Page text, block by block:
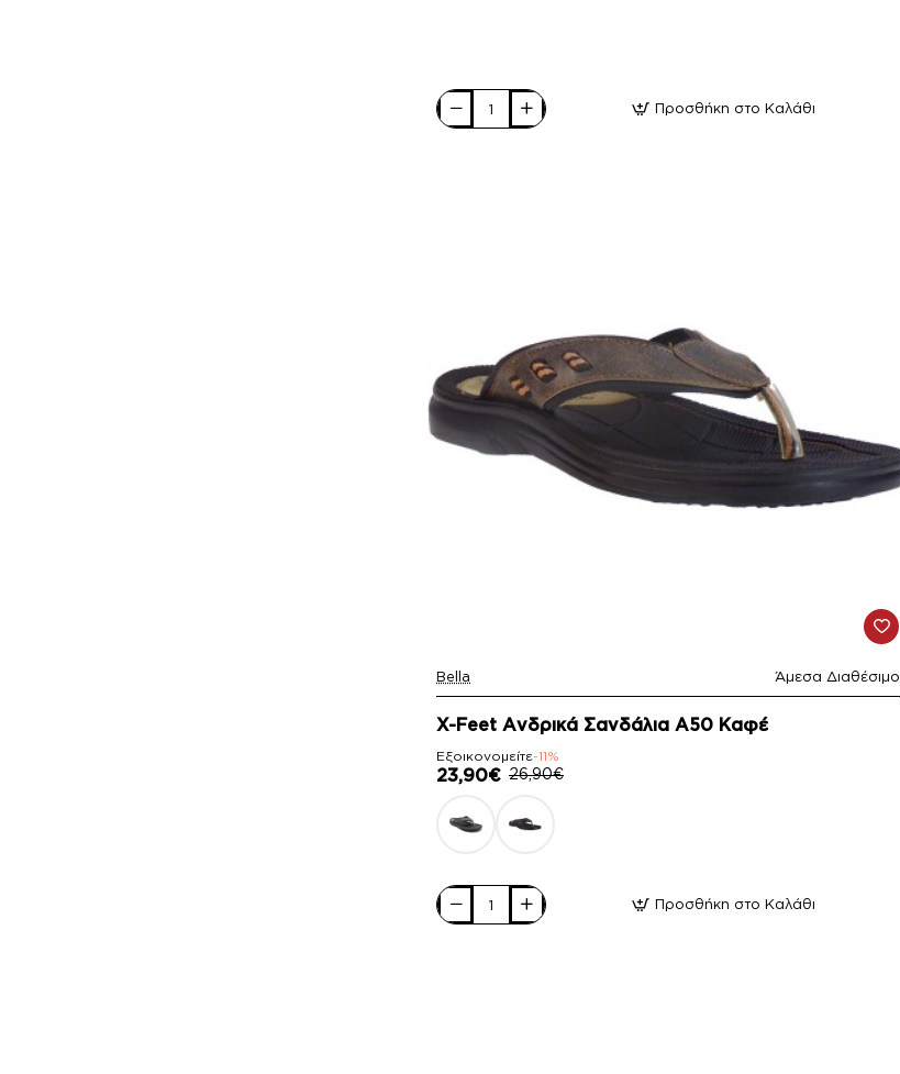
X-
Feet
Προσθήκη στο Καλάθι
-11%
Bella Άμεσα Διαθέσιμο
X-Feet Ανδρικά Σανδάλια A50 Καφέ
Εξοικονομείτε-11%
23,90€ 26,90€
X-
Feet
Προσθήκη στο Καλάθι